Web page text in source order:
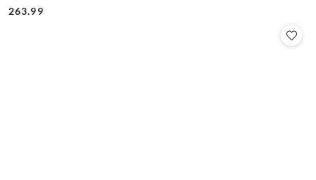
Cena:
Cena:
263.99